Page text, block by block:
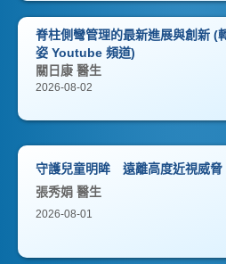
脊柱側彎管理的最新進展與創新
姿 Youtube 頻道)
關日康 醫生
2026-08-02
守護兒童明眸 遠離高度近視威脅
張秀娟 醫生
2026-08-01